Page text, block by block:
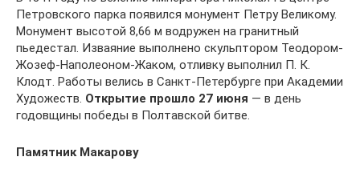
Петровского парка появился монумент Петру Великому.
Монумент высотой 8,66 м водружен на гранитный
пьедестал. Изваяние выполнено скульптором Теодором-
Жозеф-Наполеоном-Жаком, отливку выполнил П. К.
Клодт. Работы велись в Санкт-Петербурге при Академии
Художеств. Открытие прошло 27 июня — в день
годовщины победы в Полтавской битве.
Памятник Макарову